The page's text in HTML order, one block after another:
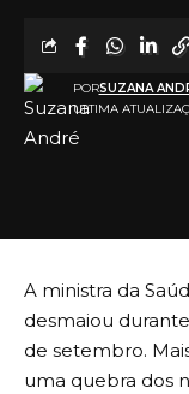
ULTIMA
PORSUZANA
A ministra da
desmaiou
de setembro.
uma quebra dos